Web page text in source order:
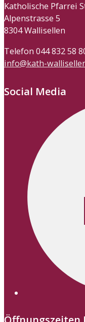
Katholische Pfarrei
Alpenstrasse 5
8304 Wallisellen
Telefon 044 832 58
info@kath-
Social Media